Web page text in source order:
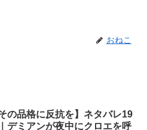
おねこ
その品格に反抗を】ネタバレ19
デミアンが夜中にクロエを呼